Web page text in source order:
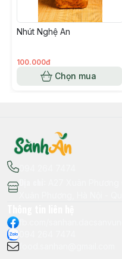
Nhút Nghệ An
100.000đ
Chọn mua